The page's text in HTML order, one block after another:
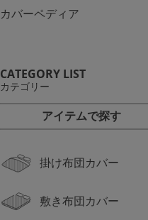
カバーペディア
CATEGORY LIST
カテゴリー
アイテムで探す
掛け布団カバー
敷き布団カバー